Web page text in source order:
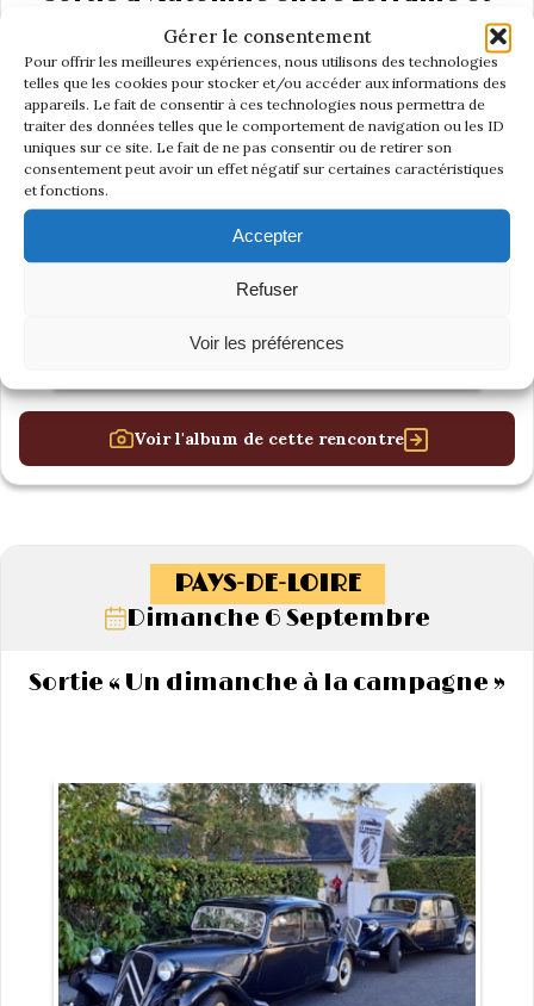
Gérer le consentement
Pour offrir les meilleures expériences, nous utilisons des technologies
telles que les cookies pour stocker et/ou accéder aux informations des
appareils. Le fait de consentir à ces technologies nous permettra de
traiter des données telles que le comportement de navigation ou les ID
uniques sur ce site. Le fait de ne pas consentir ou de retirer son
consentement peut avoir un effet négatif sur certaines caractéristiques
et fonctions.
Accepter
Refuser
Voir les préférences
Franche-Comté
Voir l'album de cette rencontre
PAYS-DE-LOIRE
Dimanche 6 Septembre
Sortie « Un dimanche à la campagne »